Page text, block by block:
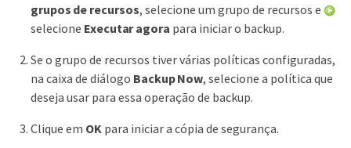
grupos de recursos, selecione um grupo de recursos e
selecione Executar agora para iniciar o backup.
Se o grupo de recursos tiver várias políticas configuradas,
na caixa de diálogo Backup Now, selecione a política que
deseja usar para essa operação de backup.
Clique em OK para iniciar a cópia de segurança.